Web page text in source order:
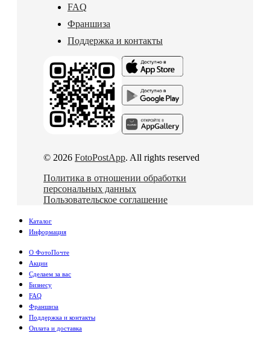
FAQ
Франшиза
Поддержка и контакты
© 2026 FotoPostApp. All rights reserved
Политика в отношении обработки
персональных данных
Пользовательское соглашение
Каталог
Информация
О ФотоПочте
Акции
Сделаем за вас
Бизнесу
FAQ
Франшиза
Поддержка и контакты
Оплата и доставка